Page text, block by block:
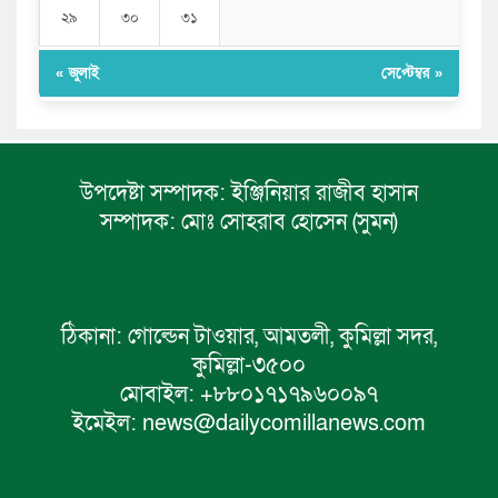
২৯ ৩০ ৩১
« জুলাই সেপ্টেম্বর »
উপদেষ্টা সম্পাদক:ইঞ্জিনিয়ার রাজীব হাসান
সম্পাদক: মোঃ সোহরাব হোসেন (সুমন)
ঠিকানা: গোল্ডেন টাওয়ার, আমতলী, কুমিল্লা সদর,
কুমিল্লা-৩৫০০
মোবাইল: +৮৮০১৭১৭৯৬০০৯৭
ইমেইল: news@dailycomillanews.com